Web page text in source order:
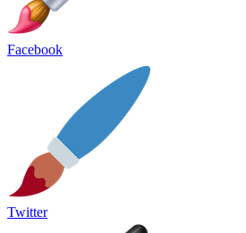
Facebook
Twitter